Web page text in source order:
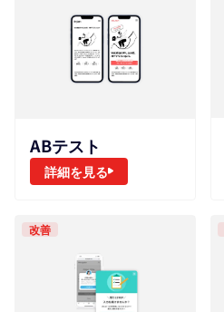
ABテスト
詳細を見る
改善